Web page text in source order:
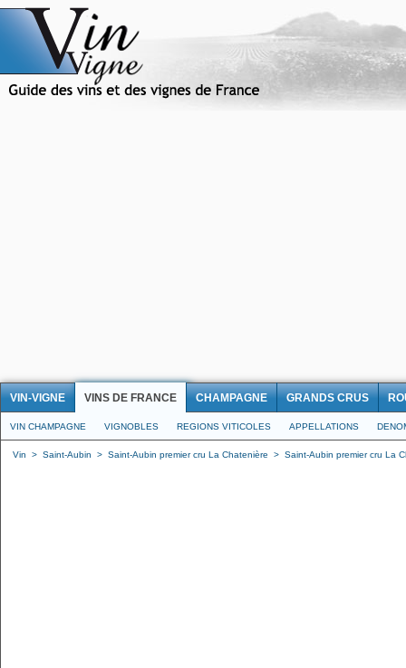
VIN-VIGNE VINS DE FRANCE CHAMPAGNE GRANDS CRUS
VIN CHAMPAGNE VIGNOBLES REGIONS VITICOLES APPELLATIONS
Vin > Saint-Aubin > Saint-Aubin premier cru La Chatenière > Saint-Aubin premier cru La